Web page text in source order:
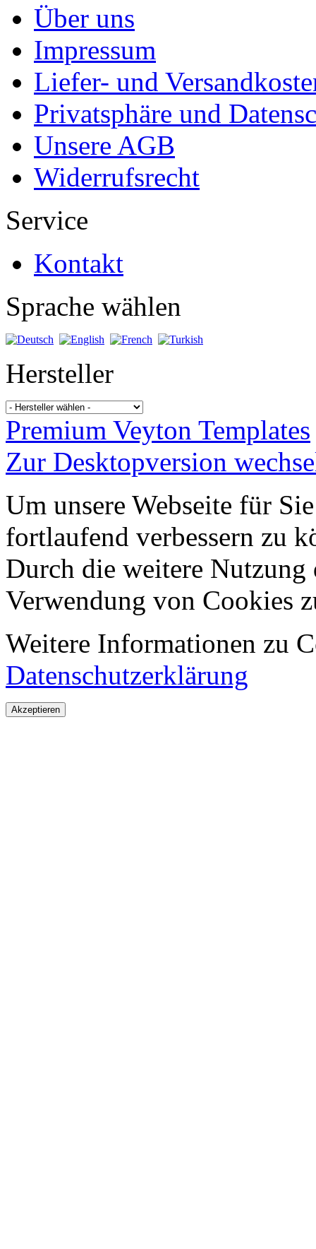
Über uns
Impressum
Liefer- und
Privatsphäre und
Unsere AGB
Widerrufsrecht
Service
Kontakt
Sprache wählen
Hersteller
Premium Veyton Templates
Zur Desktopversion
Um unsere Webseite für
fortlaufend verbessern zu
Durch die weitere Nutzung
Verwendung von Cookies
Weitere Informationen zu
Datenschutzerklärung
Akzeptieren